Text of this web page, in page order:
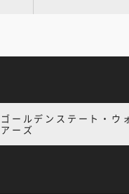
ゴールデンステート・ウ
アーズ